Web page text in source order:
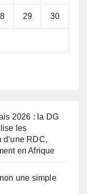
29 30
2026 : la DG
les
d’une RDC,
en Afrique
une simple